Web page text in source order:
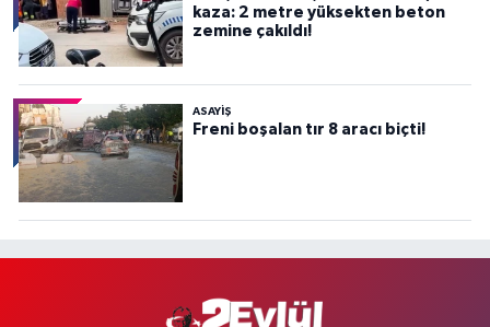
kaza: 2 metre yüksekten beton
zemine çakıldı!
ASAYİŞ
Freni boşalan tır 8 aracı biçti!